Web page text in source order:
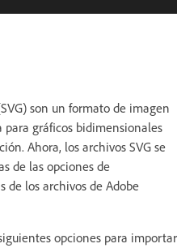
son un formato de imagen
para gráficos bidimensionales
Ahora, los archivos SVG se
de las opciones de
los archivos de Adobe
opciones para importar